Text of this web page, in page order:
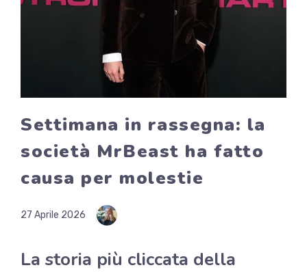
Settimana in rassegna: la
società MrBeast ha fatto
causa per molestie
27 Aprile 2026
La storia più cliccata della